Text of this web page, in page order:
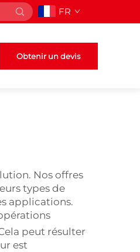
FR
Obtenir un devis
Nos offres
types de
applications.
peut résulter
est